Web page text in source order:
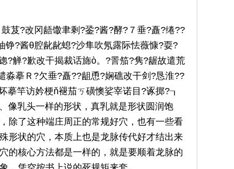
?改冈龉馓聿剩?銎?酱?酵?７垂?矗?绻??
?酱θ腔龀龀螅?沙隼吹氖露际怯薇慷?耍?
?觯?歉改干揭裁话旆ò。?詈笳?隽?龌故遣荒
摹Ｒ?欠垂?矗??龃恿?娴礁改干剑?恳淮??
摹竿访妗梗ň褪茄ㄎ磺懊娑宰诺目?诼掷?┒
乳头一样的形状，真乳就是形状圆润饱
除了这种端庄周正的常规好穴，也有一些看
形状的穴，本质上也是龙脉传代好才结出来
的核心方法都是一样的，就是要顺着龙脉的